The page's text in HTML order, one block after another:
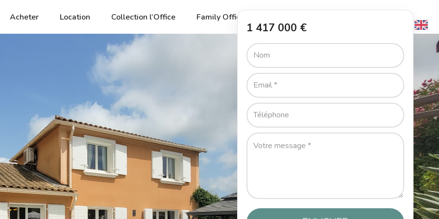
Acheter Location Collection l’Office Family Office
1 417 000 €